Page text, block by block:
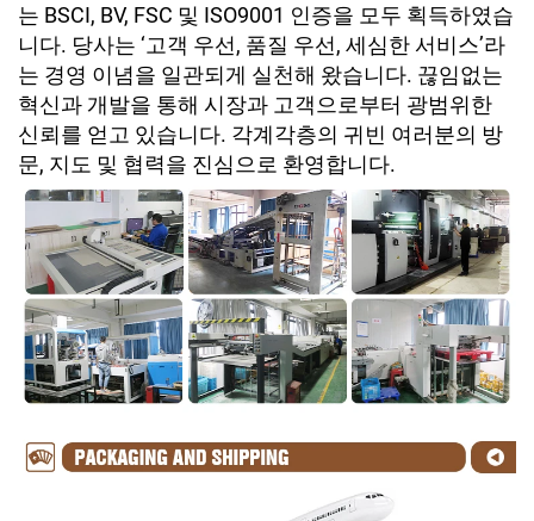
는 BSCI, BV, FSC 및 ISO9001 인증을 모두 획득하였습
니다. 당사는 ‘고객 우선, 품질 우선, 세심한 서비스’라
는 경영 이념을 일관되게 실천해 왔습니다. 끊임없는
혁신과 개발을 통해 시장과 고객으로부터 광범위한
신뢰를 얻고 있습니다. 각계각층의 귀빈 여러분의 방
문, 지도 및 협력을 진심으로 환영합니다.